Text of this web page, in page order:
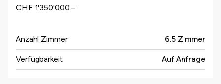
CHF 1'350'000.–
Anzahl Zimmer 6.5 Zimmer
Verfügbarkeit Auf Anfrage